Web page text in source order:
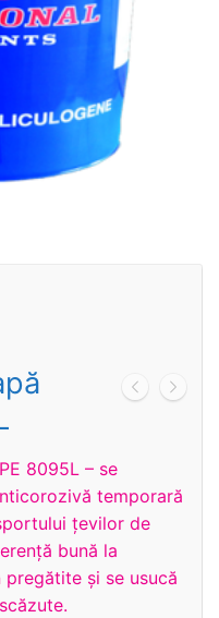
8095L – se
temporară
țevilor de
bună la
și se usucă